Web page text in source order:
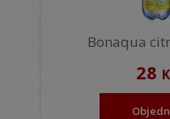
Bonaqua
28